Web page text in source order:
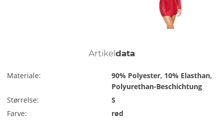
Artikeldata
Materiale:
90% Polyester, 10% Elasthan,
Polyurethan-Beschichtung
Størrelse:
S
Farve:
rød